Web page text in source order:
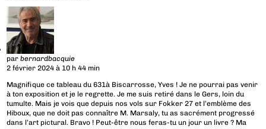
parbernardbacquie
2 février 2024 à 10 h 44 min
Magnifique ce tableau du 631à Biscarrosse, Yves ! Je ne pourrai pas venir
à ton exposition et je le regrette. Je me suis retiré dans le Gers, loin du
tumulte. Mais je vois que depuis nos vols sur Fokker 27 et l’emblème des
Hiboux, que ne doit pas connaître M. Marsaly, tu as sacrément progressé
dans l’art pictural. Bravo ! Peut-être nous feras-tu un jour un livre ? Ma